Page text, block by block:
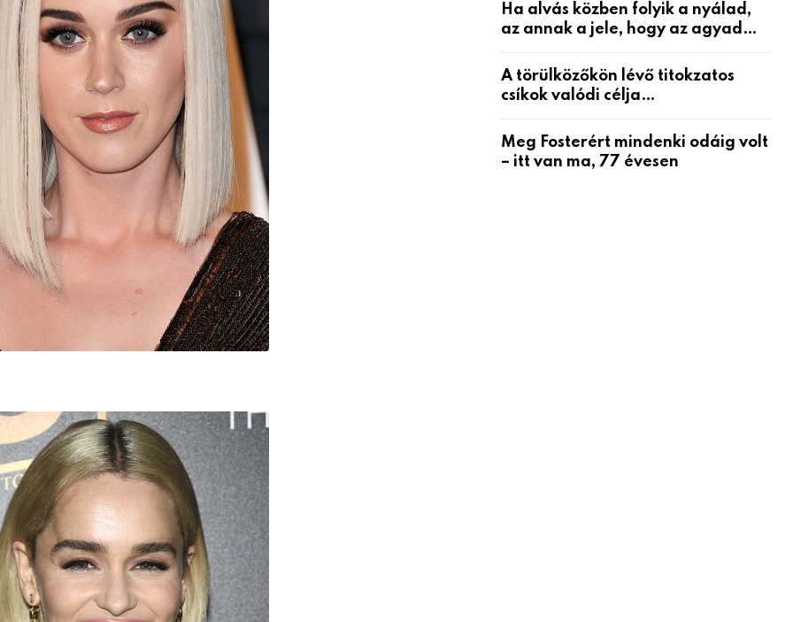
Ha alvás közben folyik a nyálad,
az annak a jele, hogy az agyad…
A törülközőkön lévő titokzatos
csíkok valódi célja…
Meg Fosterért mindenki odáig volt
– itt van ma, 77 évesen